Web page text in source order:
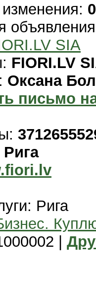
SIA
FIORI.LV
Оксана
письмо
Рига
Рига
|